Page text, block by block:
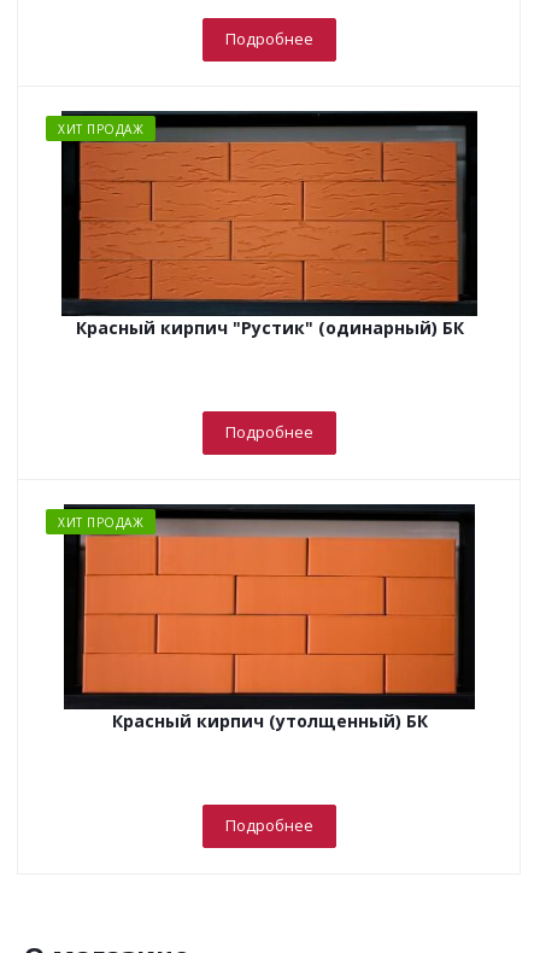
Подробнее
ХИТ ПРОДАЖ
Красный кирпич "Рустик" (одинарный) БК
Подробнее
ХИТ ПРОДАЖ
Красный кирпич (утолщенный) БК
Подробнее